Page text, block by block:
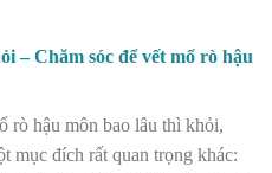
– Chăm sóc để vết mổ rò hậu
rò hậu môn bao lâu thì khỏi,
mục đích rất quan trọng khác: